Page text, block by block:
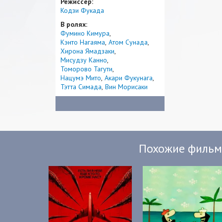
Кодзи Фукада
В ролях:
Фумино Кимура
Кэнто Нагаяма Атом Сунада
Хирона Ямадзаки
Мисудзу Канно
Томорово Тагути
Нацумэ Мито Акари Фукунага
Тэтта Симада Вин Морисаки
Похожие